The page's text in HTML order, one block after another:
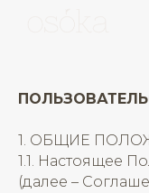
1. ОБЩИЕ
1.1. Настоящее
(далее –